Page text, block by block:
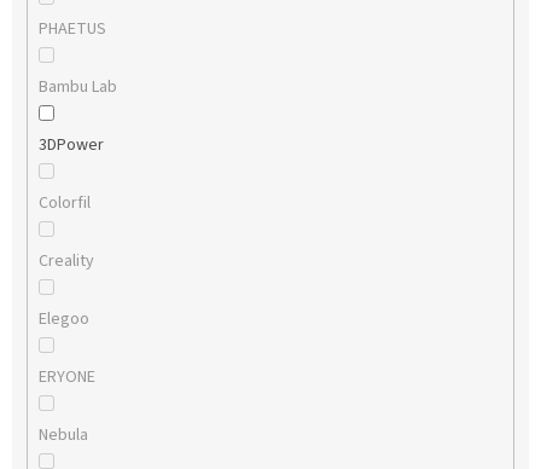
PHAETUS
Bambu Lab
3DPower
Colorfil
Creality
Elegoo
ERYONE
Nebula